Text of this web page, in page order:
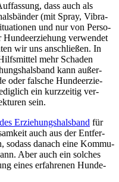
dass auch als
(mit Spray, Vibra­
und nur von Per­so­
ver­wen­det
wir uns anschlie­ßen. In
mehr Scha­den
kann außer­
oder fal­sche Hun­de­er­zie­
ein kurz­zei­tig ver­
sein.
Erzie­hungs­hals­band für
auch aus der Ent­fer­
sodass danach eine Kom­mu­
Aber auch ein sol­ches
eines erfah­re­nen Hun­de­